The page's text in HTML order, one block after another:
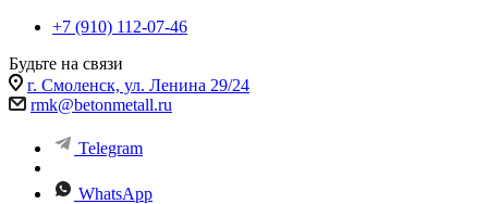
+7 (910) 112-07-46
Будьте на связи
г. Смоленск, ул. Ленина 29/24
rmk@betonmetall.ru
Telegram
WhatsApp